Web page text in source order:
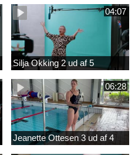
04:07
Silja Okking 2 ud af 5
06:28
Jeanette Ottesen 3 ud af 4